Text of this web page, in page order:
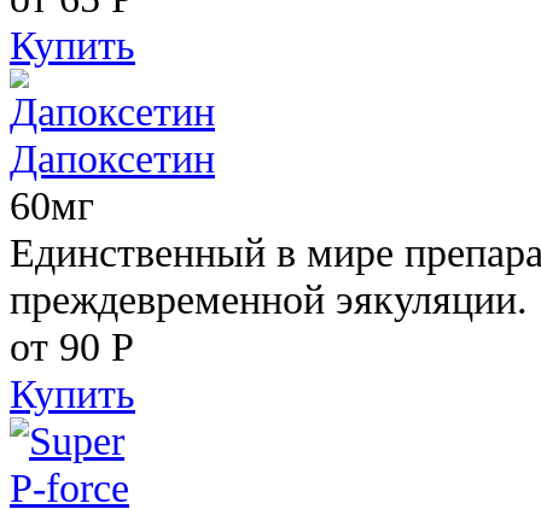
Купить
Дапоксетин
60мг
Единственный в мире
преждевременной эякуляции.
от 90 Р
Купить